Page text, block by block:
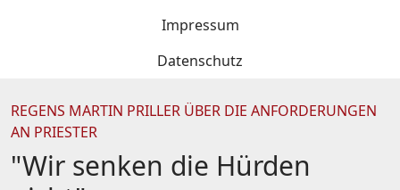
Impressum
Datenschutz
REGENS MARTIN PRILLER ÜBER DIE ANFORDERUNGEN
AN PRIESTER
"Wir senken die Hürden